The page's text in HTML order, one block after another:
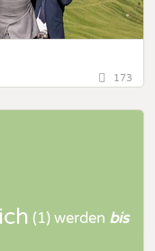
173
(1) werden bis